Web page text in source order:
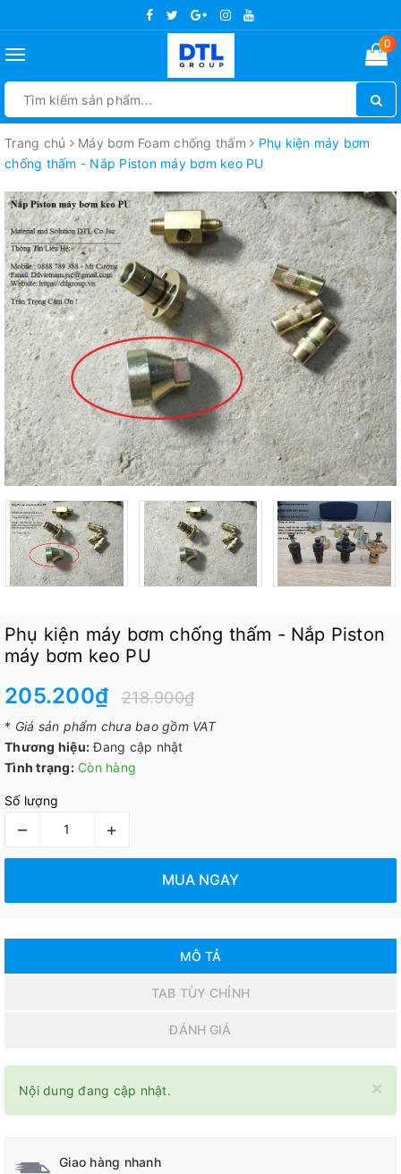
Toggle
0
Trang chủ Máy bơm Foam chống thấm
Phụ kiện máy bơm
chống thấm - Nắp Piston máy bơm keo PU
Phụ kiện máy bơm chống thấm - Nắp Piston
máy bơm keo PU
205.200₫ 218.900₫
* Giá sản phẩm chưa bao gồm VAT
Thương hiệu: Đang cập nhật
Tình trạng: Còn hàng
Số lượng
– +
MUA NGAY
MÔ TẢ
TAB TÙY CHỈNH
ĐÁNH GIÁ
×
Nội dung đang cập nhật.
Giao hàng nhanh